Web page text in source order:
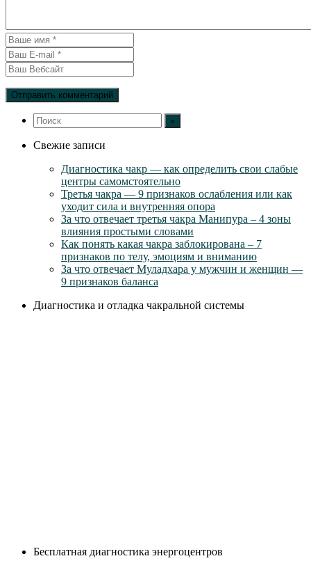
Свежие записи
Диагностика чакр — как определить свои слабые
центры самомстоятельно
Третья чакра — 9 признаков ослабления или как
уходит сила и внутренняя опора
За что отвечает третья чакра Манипура – 4 зоны
влияния простыми словами
Как понять какая чакра заблокирована – 7
признаков по телу, эмоциям и вниманию
За что отвечает Муладхара у мужчин и женщин —
9 признаков баланса
Диагностика и отладка чакральной системы
Бесплатная диагностика энергоцентров